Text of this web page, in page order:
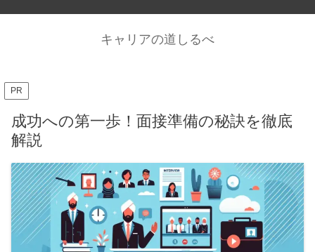
キャリアの道しるべ
PR
成功への第一歩！面接準備の秘訣を徹底
解説